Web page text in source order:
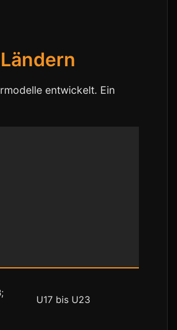
entwickelt. Ein
U17 bis U23